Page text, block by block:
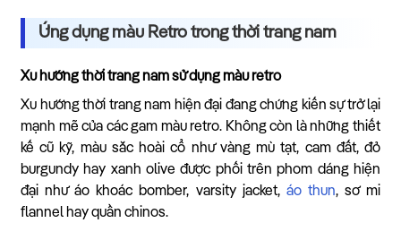
Ứng dụng màu Retro trong thời trang nam
Xu hướng thời trang nam sử dụng màu retro
Xu hướng thời trang nam hiện đại đang chứng kiến sự trở lại
mạnh mẽ của các gam màu retro. Không còn là những thiết
kế cũ kỹ, màu sắc hoài cổ như vàng mù tạt, cam đất, đỏ
burgundy hay xanh olive được phối trên phom dáng hiện
đại như áo khoác bomber, varsity jacket, áo thun, sơ mi
flannel hay quần chinos.